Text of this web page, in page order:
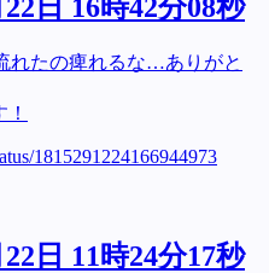
日 16時42分08秒
れたの痺れるな…ありがと
1815291224166944973
日 11時24分17秒